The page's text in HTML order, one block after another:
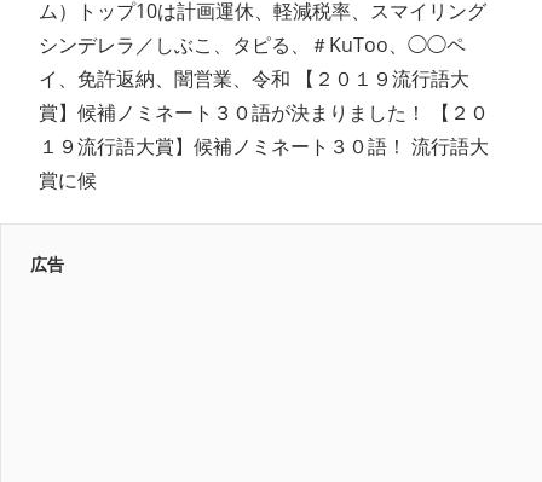
ム）トップ10は計画運休、軽減税率、スマイリング
シンデレラ／しぶこ、タピる、＃KuToo、◯◯ペ
イ、免許返納、闇営業、令和 【２０１９流行語大
賞】候補ノミネート３０語が決まりました！ 【２０
１９流行語大賞】候補ノミネート３０語！ 流行語大
賞に候
広告